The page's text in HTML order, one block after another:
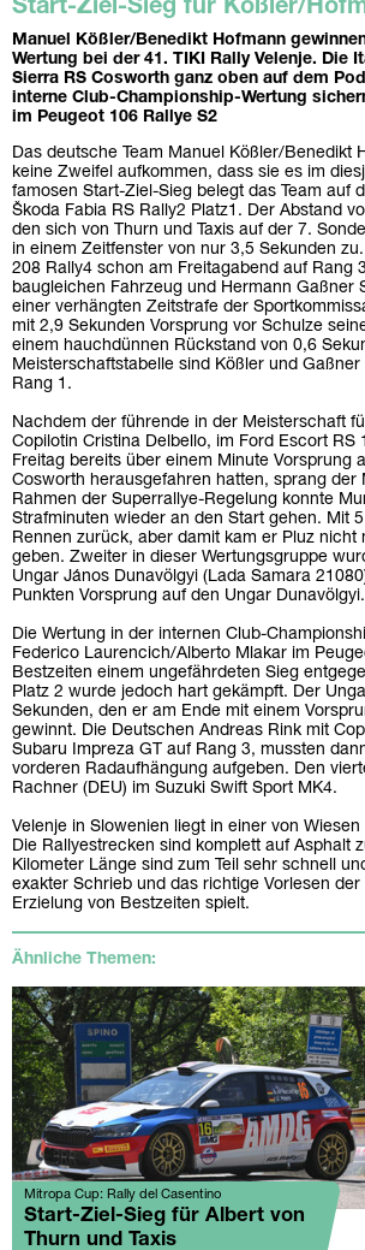
Start-Ziel-Sieg für Kößler/
Manuel Kößler/Benedikt Hofmann
Wertung bei der 41. TIKI Rally Velenje. Die
Sierra RS Cosworth ganz oben auf dem
interne Club-Championship-Wertung
im Peugeot 106 Rallye S2
Das deutsche Team Manuel Kößler/Benedikt
keine Zweifel aufkommen, dass sie es im
famosen Start-Ziel-Sieg belegt das Team auf
Škoda Fabia RS Rally2 Platz1. Der Abstand
den sich von Thurn und Taxis auf der 7.
in einem Zeitfenster von nur 3,5 Sekunden
208 Rally4 schon am Freitagabend auf Rang
baugleichen Fahrzeug und Hermann Gaßner
einer verhängten Zeitstrafe der
mit 2,9 Sekunden Vorsprung vor Schulze
einem hauchdünnen Rückstand von 0,6
Meisterschaftstabelle sind Kößler und
Rang 1.
Nachdem der führende in der Meisterschaft
Copilotin Cristina Delbello, im Ford Escort
Freitag bereits über einem Minute Vorsprung
Cosworth herausgefahren hatten, sprang
Rahmen der Superrallye-Regelung konnte
Strafminuten wieder an den Start gehen. Mit
Rennen zurück, aber damit kam er Pluz
geben. Zweiter in dieser Wertungsgruppe
Ungar János Dunavölgyi (Lada Samara
Punkten Vorsprung auf den Ungar Dunavölgyi.
Die Wertung in der internen Club-
Federico Laurencich/Alberto Mlakar im
Bestzeiten einem ungefährdeten Sieg
Platz 2 wurde jedoch hart gekämpft. Der
Sekunden, den er am Ende mit einem
gewinnt. Die Deutschen Andreas Rink mit
Subaru Impreza GT auf Rang 3, mussten
vorderen Radaufhängung aufgeben. Den
Rachner (DEU) im Suzuki Swift Sport MK4.
Velenje in Slowenien liegt in einer von
Die Rallyestrecken sind komplett auf Asphalt
Kilometer Länge sind zum Teil sehr schnell
exakter Schrieb und das richtige Vorlesen
Erzielung von Bestzeiten spielt.
Ähnliche Themen:
Mitropa Cup: Rally del Casentino
Start-Ziel-Sieg für Albert von
Thurn und Taxis